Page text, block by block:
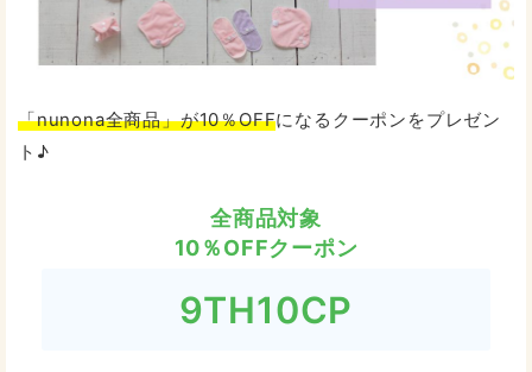
「nunona全商品」が10％OFFになるクーポンをプレゼン
ト♪
全商品対象
10％OFFクーポン
9TH10CP